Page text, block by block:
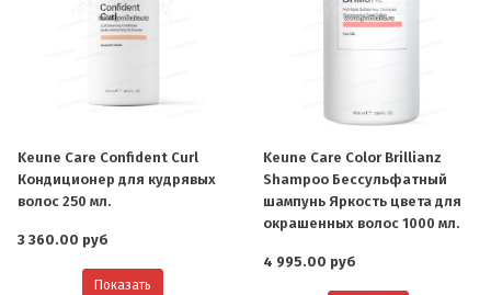
Keune Care Confident Curl
Кондиционер для кудрявых
волос 250 мл.
3 360.00 руб
Показать
Keune Care Color Brillianz
Shampoo Бессульфатный
шампунь Яркость цвета для
окрашенных волос 1000 мл.
4 995.00 руб